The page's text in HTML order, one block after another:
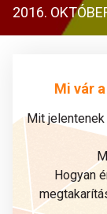
2016.
Mi vár
Mit
Hogyan